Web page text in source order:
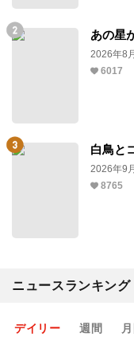
あの星
2026年8
6017
白鳥と
2026年9
8765
ニュースランキング
デイリー 週間